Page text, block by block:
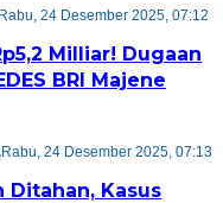
Rabu, 24 Desember 2025, 07:12
Milliar! Dugaan
BRI Majene
Rabu, 24 Desember 2025, 07:13
Ditahan, Kasus